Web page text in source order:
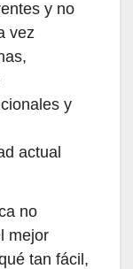
y no
vez
y
actual
no
mejor
tan fácil,